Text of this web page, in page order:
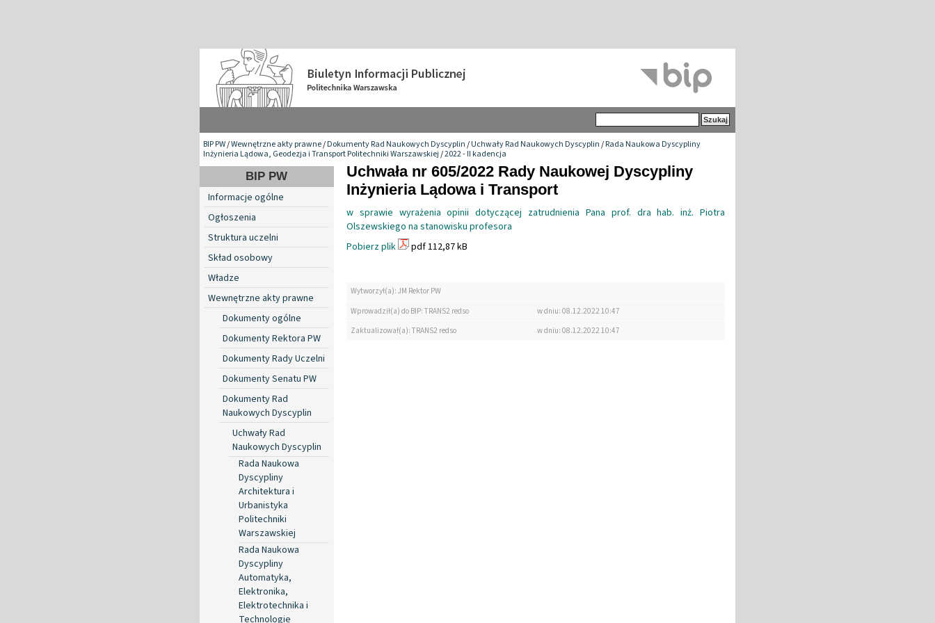
BIP PW/Wewnętrzne akty prawne/Dokumenty Rad Naukowych Dyscyplin/Uchwały Rad Naukowych Dyscyplin/Rada Naukowa Dyscypliny
Inżynieria Lądowa, Geodezja i Transport Politechniki Warszawskiej/2022 - II kadencja
BIP PW
Informacje ogólne
Ogłoszenia
Struktura uczelni
Skład osobowy
Władze
Wewnętrzne akty prawne
Dokumenty ogólne
Dokumenty Rektora PW
Dokumenty Rady Uczelni
Dokumenty Senatu PW
Dokumenty Rad
Naukowych Dyscyplin
Uchwały Rad
Naukowych Dyscyplin
Rada Naukowa
Dyscypliny
Architektura i
Urbanistyka
Politechniki
Warszawskiej
Rada Naukowa
Dyscypliny
Automatyka,
Elektronika,
Elektrotechnika i
Technologie
Uchwała nr 605/2022 Rady Naukowej Dyscypliny
Inżynieria Lądowa i Transport
w sprawie wyrażenia opinii dotyczącej zatrudnienia Pana prof. dra hab. inż. Piotra
Olszewskiego na stanowisku profesora
Pobierz plik
pdf 112,87 kB
Wytworzył(a): JM Rektor PW
Wprowadził(a) do BIP: TRANS2 redso
w dniu: 08.12.2022 10:47
Zaktualizował(a): TRANS2 redso
w dniu: 08.12.2022 10:47